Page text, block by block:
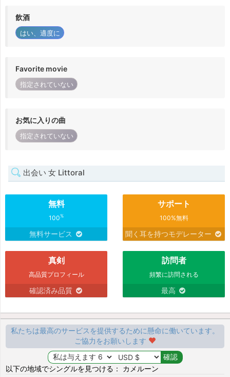
飲酒
はい、適度に
Favorite movie
指定されていない
お気に入りの曲
指定されていない
出会い 女 Littoral
無料
100%
無料サービス
サポート
100%無料
聞く耳を持つモデレーター
真剣
高品質プロフィール
確認済み品質
訪問者
頻繁に訪問される
最高
私たちは最高のサービスを提供するために懸命に働いています。
ご協力をお願いします
以下の地域でシングルを見つける： カメルーン